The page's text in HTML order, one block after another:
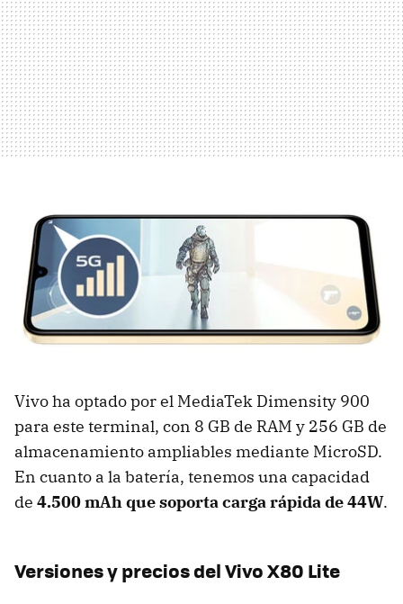
Vivo ha optado por el MediaTek Dimensity 900
para este terminal, con 8 GB de RAM y 256 GB de
almacenamiento ampliables mediante MicroSD.
En cuanto a la batería, tenemos una capacidad
de 4.500 mAh que soporta carga rápida de 44W.
Versiones y precios del Vivo X80 Lite